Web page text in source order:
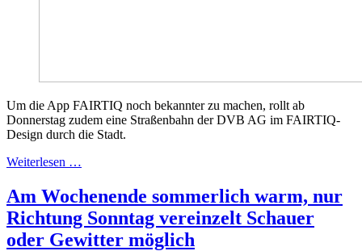
Um die App FAIRTIQ noch bekannter zu machen, rollt ab
Donnerstag zudem eine Straßenbahn der DVB AG im FAIRTIQ-
Design durch die Stadt.
Weiterlesen …
Am Wochenende sommerlich warm, nur
Richtung Sonntag vereinzelt Schauer
oder Gewitter möglich